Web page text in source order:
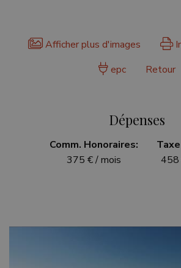
Afficher plus d'images
epc
Retour
Dépenses
Comm. Honoraires:
375 € / mois
458